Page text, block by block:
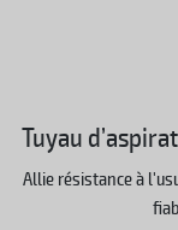
Tuyau
Allie résistance à